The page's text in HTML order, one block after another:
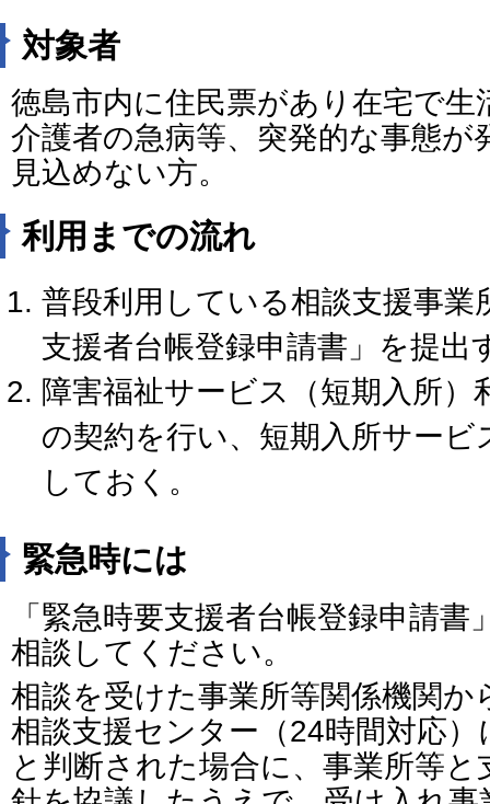
対象者
徳島市内に住民票があり在宅で
介護者の急病等、突発的な事態が
見込めない方。
利用までの流れ
普段利用している相談支援事業
支援者台帳登録申請書」を提出
障害福祉サービス（短期入所）
の契約を行い、短期入所サー
しておく。
緊急時には
「緊急時要支援者台帳登録申請
相談してください。
相談を受けた事業所等関係機関か
相談支援センター（24時間対応
と判断された場合に、事業所等